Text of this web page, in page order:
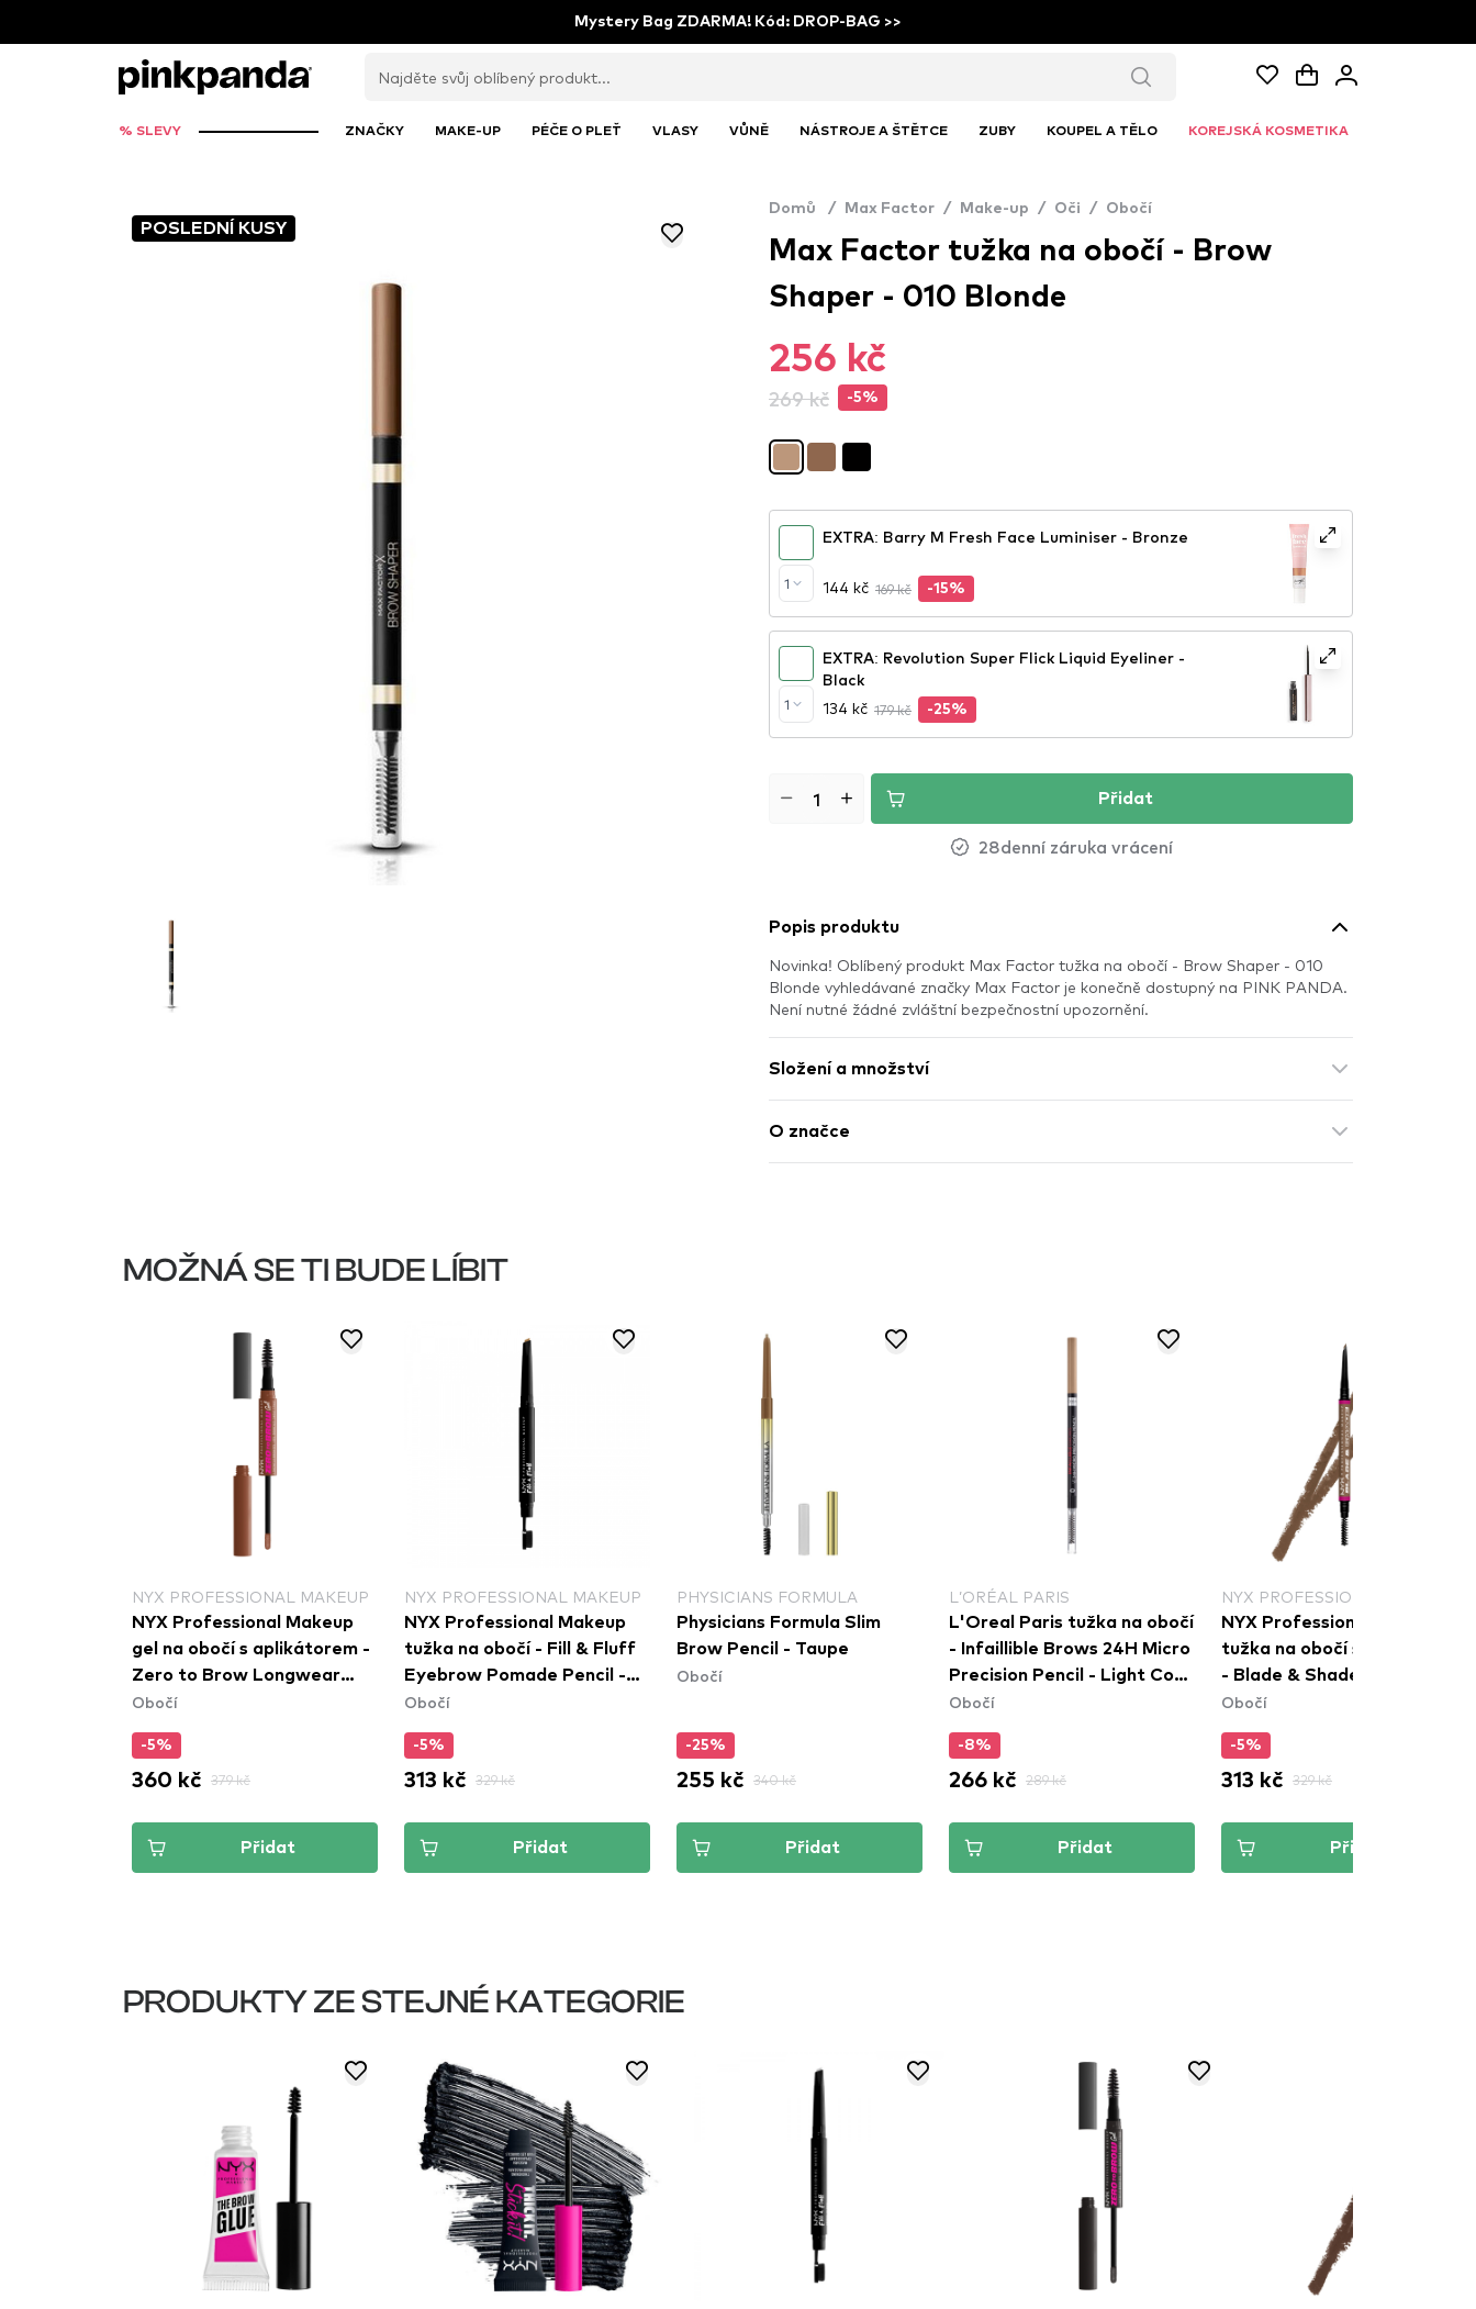
Mystery Bag ZDARMA! Kód: DROP-BAG >>
% SLEVY ZNAČKY MAKE-UP PÉČE O PLEŤ VLASY VŮNĚ NÁSTROJE A ŠTĚTCE ZUBY KOUPEL A TĚLO KOREJSKÁ KOSMETIKA
POSLEDNÍ KUSY
Domů / Max Factor / Make-up / Oči / Obočí
Max Factor tužka na obočí - Brow
Shaper - 010 Blonde
256 kč
269 kč -5%
1
EXTRA: Barry M Fresh Face Luminiser - Bronze
144 kč 169 kč -15%
1
EXTRA: Revolution Super Flick Liquid Eyeliner -
Black
134 kč 179 kč -25%
Přidat
28denní záruka vrácení
Popis produktu
Novinka! Oblíbený produkt Max Factor tužka na obočí - Brow Shaper - 010
Blonde vyhledávané značky Max Factor je konečně dostupný na PINK PANDA.
Není nutné žádné zvláštní bezpečnostní upozornění.
Složení a množství
O značce
MOŽNÁ SE TI BUDE LÍBIT
NYX PROFESSIONAL MAKEUP
NYX Professional Makeup
gel na obočí s aplikátorem -
Zero to Brow Longwear
Brow Gel - Auburn
Obočí
-5%
360 kč 379 kč
Přidat
NYX PROFESSIONAL MAKEUP
NYX Professional Makeup
tužka na obočí - Fill & Fluff
Eyebrow Pomade Pencil -
Blonde (FFEP01)
Obočí
-5%
313 kč 329 kč
Přidat
PHYSICIANS FORMULA
Physicians Formula Slim
Brow Pencil - Taupe
Obočí
-25%
255 kč 340 kč
Přidat
L’ORÉAL PARIS
L'Oreal Paris tužka na obočí
- Infaillible Brows 24H Micro
Precision Pencil - Light Cool
Blonde
Obočí
-8%
266 kč 289 kč
Přidat
NYX PROFESSIONAL MAKEUP
NYX Professional Makeup
tužka na obočí s kartáčkem
- Blade & Shade Nano Brow
Pencil - 04 Taupe
Obočí
-5%
313 kč 329 kč
Přidat
PRODUKTY ZE STEJNÉ KATEGORIE